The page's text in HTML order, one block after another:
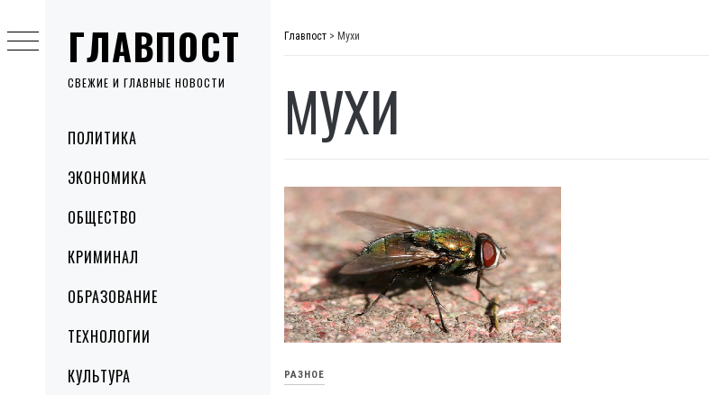
ГЛАВПОСТ
СВЕЖИЕ И ГЛАВНЫЕ НОВОСТИ
MenuПОЛИТИКА
ЭКОНОМИКА
ОБЩЕСТВО
КРИМИНАЛ
ОБРАЗОВАНИЕ
ТЕХНОЛОГИИ
КУЛЬТУРА
to
content
Главпост > Мухи
МУХИ
РАЗНОЕ